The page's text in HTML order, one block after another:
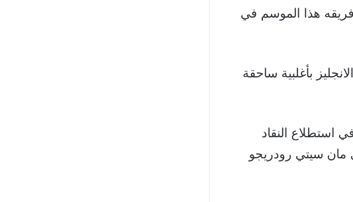
الذي قدمه مع فريقه هذا الموسم في
بأغلبية ساحقة
بها في استطلاع النقاد
مان سيتي رودريجو